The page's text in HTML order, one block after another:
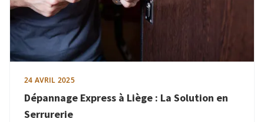
24 AVRIL 2025
Dépannage Express à Liège : La Solution en
Serrurerie